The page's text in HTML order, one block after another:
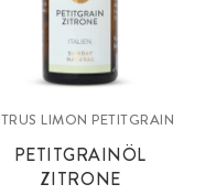
LIMON PETITGRAIN
PETITGRAINÖL
ZITRONE